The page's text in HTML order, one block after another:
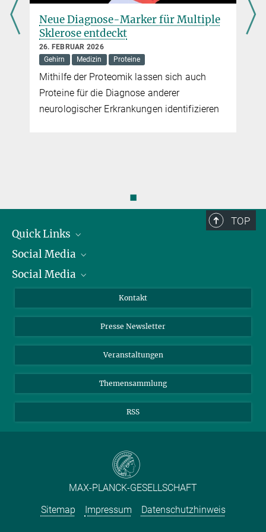
Neue Diagnose-Marker für Multiple
Sklerose entdeckt
26. FEBRUAR 2026
Gehirn
Medizin Proteine
Mithilfe der Proteomik lassen sich auch
Proteine für die Diagnose anderer
neurologischer Erkrankungen identifizieren
◼
TOP
Quick Links
Präsident
Zahlen und Fakten
Social Media
Bluesky
TikTok
Social Media
Instagram
YouTube
Kontakt
Presse Newsletter
Veranstaltungen
Themensammlung
RSS
MAX-PLANCK-GESELLSCHAFT
Sitemap
Impressum Datenschutzhinweis